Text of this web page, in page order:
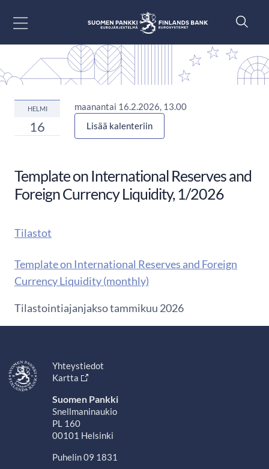
HELMI
16
maanantai 16.2.2026, 13.00
Lisää kalenteriin
Template on International Reserves and
Foreign Currency Liquidity, 1/2026
Tilastot
Template on International Reserves and Foreign
Currency Liquidity (monthly)
Tilastointiajanjakso tammikuu 2026
Yhteystiedot
Kartta
Suomen Pankki
Snellmaninaukio
PL 160
00101 Helsinki
Puhelin 09 1831